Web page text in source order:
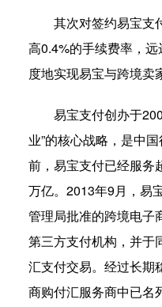
其次对签约易宝支
高0.4%的手续费率，
度地实现易宝与跨境卖
易宝支付创办于
业”的核心战略，是中
前，易宝支付已经服务
万亿。2013年9月，易
管理局批准的跨境电子
第三方支付机构，并于
汇支付交易。经过长期
商购付汇服务商中已名